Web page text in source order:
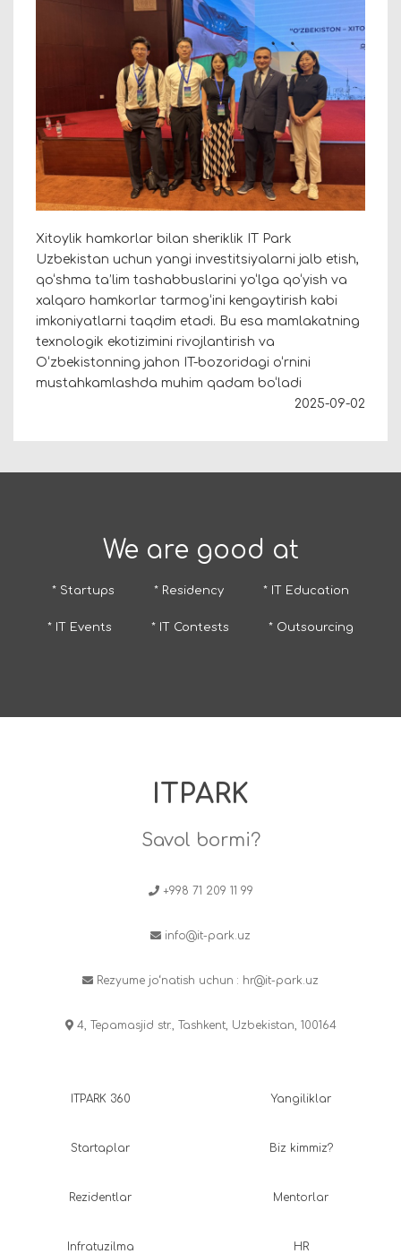
Xitoylik hamkorlar bilan sheriklik IT Park
Uzbekistan uchun yangi investitsiyalarni jalb etish,
qo‘shma ta’lim tashabbuslarini yo‘lga qo‘yish va
xalqaro hamkorlar tarmog‘ini kengaytirish kabi
imkoniyatlarni taqdim etadi. Bu esa mamlakatning
texnologik ekotizimini rivojlantirish va
O‘zbekistonning jahon IT-bozoridagi o‘rnini
mustahkamlashda muhim qadam bo‘ladi
2025-09-02
We are good at
* Startups * Residency * IT Education
* IT Events * IT Contests * Outsourcing
ITPARK
Savol bormi?
+998 71 209 11 99
info@it-park.uz
Rezyume jo‘natish uchun : hr@it-park.uz
4, Tepamasjid str., Tashkent, Uzbekistan, 100164
ITPARK 360
Startaplar
Rezidentlar
Infratuzilma
Yangiliklar
Biz kimmiz?
Mentorlar
HR